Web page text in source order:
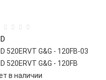
520ERVT G&G - 120FB-03
520ERVT G&G - 120FB
в наличии